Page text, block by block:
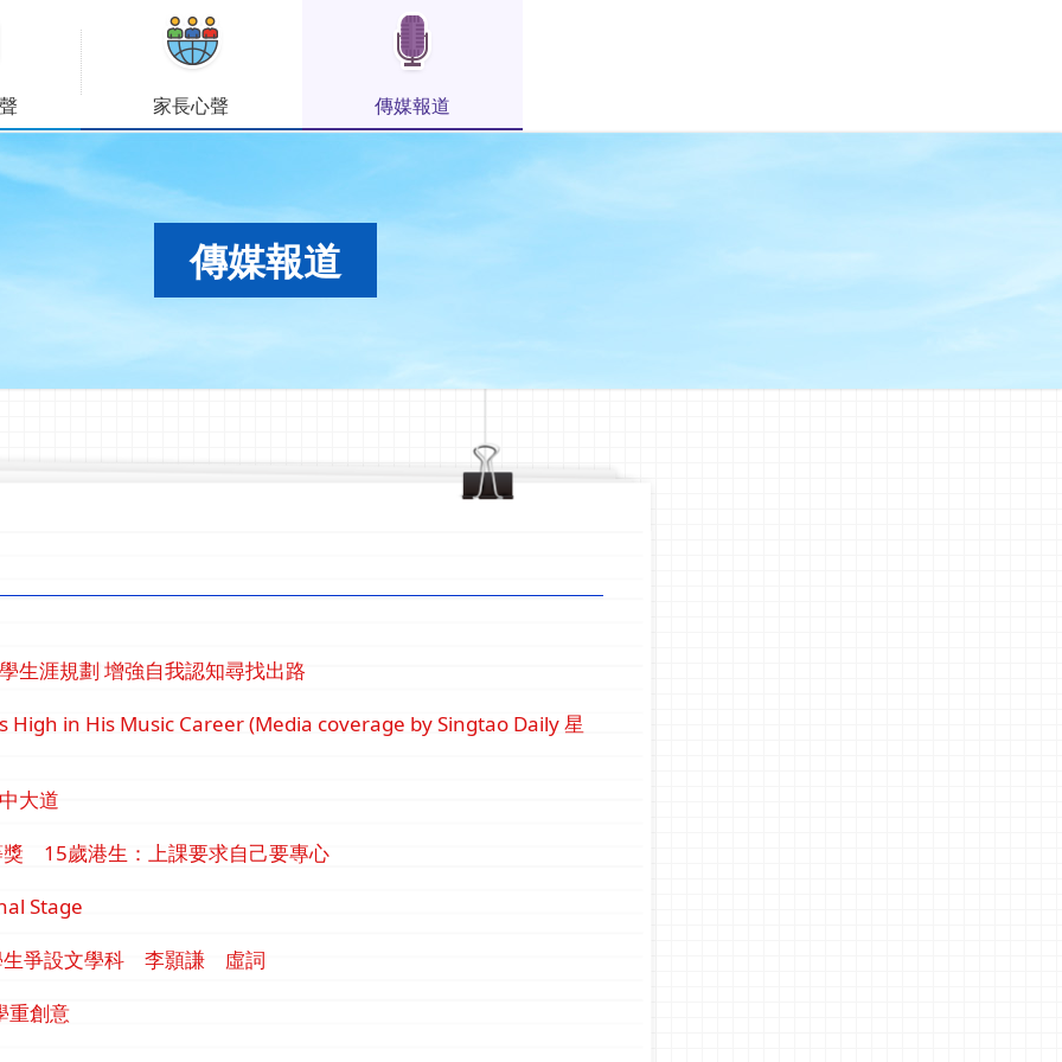
家長心聲 傳媒報道
傳媒報道
生涯規劃 增強自我認知尋找出路
in His Music Career (Media coverage by Singtao Daily 星
大道
15歲港生：上課要求自己要專心
Stage
生爭設文學科 李顥謙 虛詞
重創意